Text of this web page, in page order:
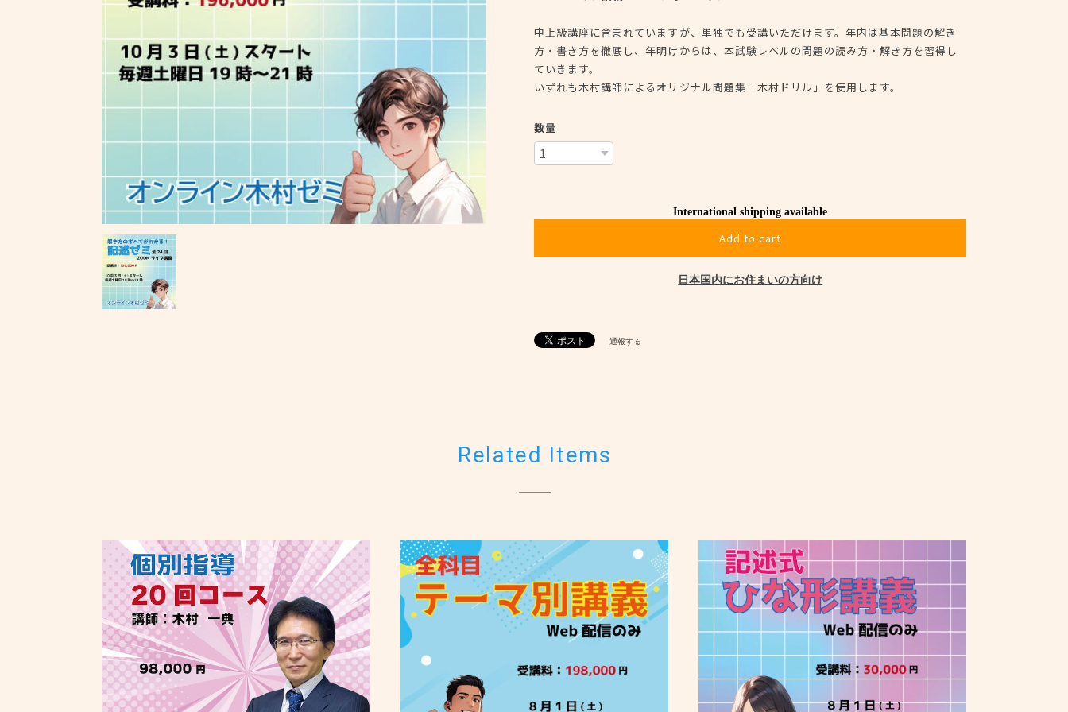
中上級講座に含まれていますが、単独でも受講いただけます。年内は基本問題の解き
方・書き方を徹底し、年明けからは、本試験レベルの問題の読み方・解き方を習得し
ていきます。
いずれも木村講師によるオリジナル問題集「木村ドリル」を使用します。
数量
International shipping available
Add to cart
日本国内にお住まいの方向け
通報する
Related Items